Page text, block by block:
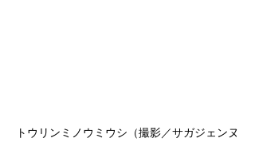
トウリンミノウミウシ（撮影／サガジェンヌ